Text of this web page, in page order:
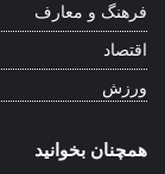
فرهنگ و معارف
اقتصاد
ورزش
همچنان بخوانید